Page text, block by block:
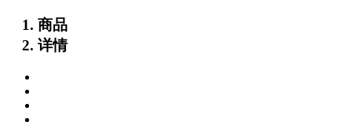
商品
详情